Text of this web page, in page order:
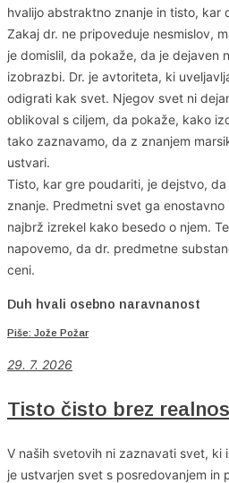
hvalijo abstraktno znanje in tisto, kar
Zakaj dr. ne pripoveduje nesmislov,
je domislil, da pokaže, da je dejaven
izobrazbi. Dr. je avtoriteta, ki
odigrati kak svet. Njegov svet ni
oblikoval s ciljem, da pokaže, kako
tako zaznavamo, da z znanjem
ustvari.
Tisto, kar gre poudariti, je dejstvo,
znanje. Predmetni svet ga
najbrž izrekel kako besedo o njem.
napovemo, da dr. predmetne
ceni.
Duh hvali osebno naravnanost
Piše: Jože Požar
29. 7. 2026
Tisto čisto brez
V naših svetovih ni zaznavati svet, ki
je ustvarjen svet s posredovanjem in